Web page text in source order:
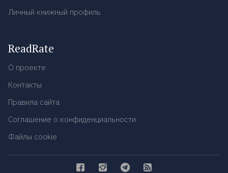
Личный книжный профиль
ReadRate
О проекте
Контакты
Правила сайта
Соглашение о конфиденциальности
Файлы cookie